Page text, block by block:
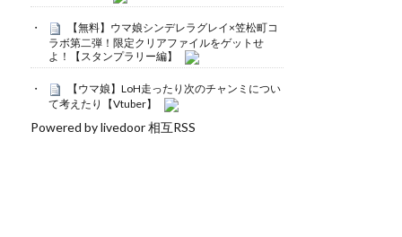
【無料】ウマ娘シンデレラグレイ×笠松町コ
ラボ第二弾！限定クリアファイルをゲットせ
よ！【スタンプラリー編】
【ウマ娘】LoH走ったり次のチャンミについ
て考えたり【Vtuber】
Powered by livedoor 相互RSS